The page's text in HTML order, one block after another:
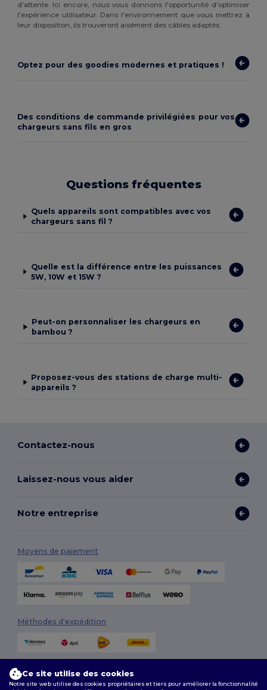
d'attente. Ici encore, nous vous donnons l'opportunité d'optimiser
l'expérience utilisateur. Dans l'environnement que vous mettrez à
leur disposition, ils trouveront aisément des câbles adaptés.
Optez pour des goodies modernes et pratiques !
Des conditions de commande privilégiées pour vos
chargeurs sans fils en gros
Questions fréquentes
Quels appareils sont compatibles avec vos
chargeurs sans fil ?
Quelle est la différence entre les puissances
5W, 10W et 15W ?
Peut-on personnaliser les chargeurs en
bambou ?
Proposez-vous des stations de charge multi-
appareils ?
Contactez-nous
Laissez-nous vous aider
Notre entreprise
Moyens de paiement
Méthodes d'expédition
Ce site utilise des cookies
Notre site web utilise des cookies propriétaires et tiers pour améliorer la fonctionnalité